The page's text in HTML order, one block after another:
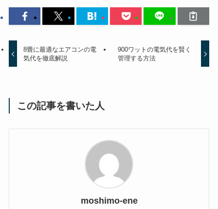
8畳に最適なエアコンの電
気代を徹底解説
900ワットの電気代を賢く
管理する方法
この記事を書いた人
moshimo-ene